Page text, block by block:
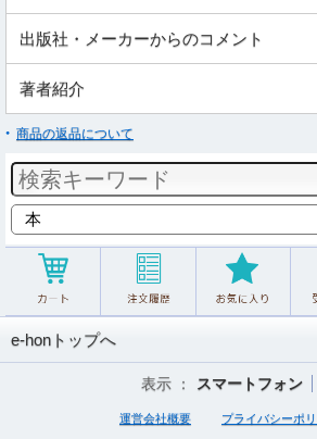
出版社・メーカーからのコメント
著者紹介
商品の返品について
e-honトップへ
表示 ： スマートフォン
運営会社概要 プライバシーポ